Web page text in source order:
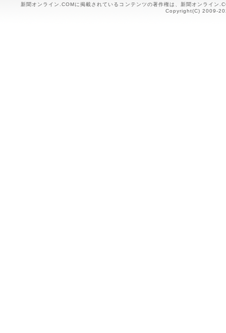
新聞オンライン.COMに掲載されているコンテンツの著作権は、新聞オンライン
Copyright(C) 2009-